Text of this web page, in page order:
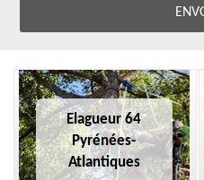
Elagueur 64
Pyrénées-
Atlantiques